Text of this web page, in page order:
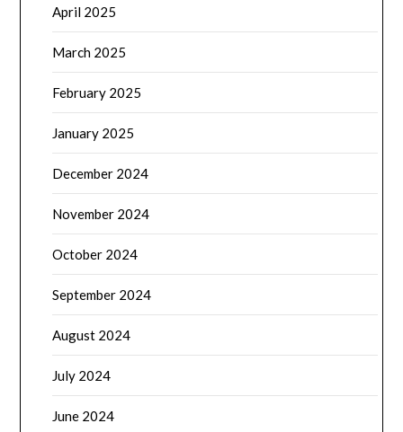
April 2025
March 2025
February 2025
January 2025
December 2024
November 2024
October 2024
September 2024
August 2024
July 2024
June 2024